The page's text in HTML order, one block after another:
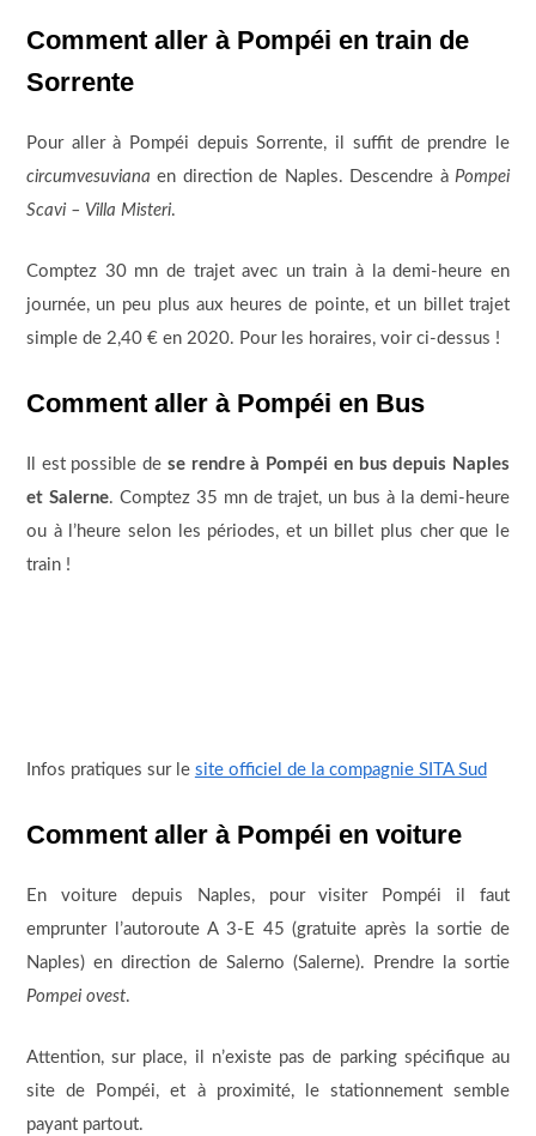
Comment aller à Pompéi en train de
Sorrente
Pour aller à Pompéi depuis Sorrente, il suffit de prendre le
circumvesuviana en direction de Naples. Descendre àPompei
Scavi – Villa Misteri.
Comptez 30 mn de trajet avec un train à la demi-heure en
journée, un peu plus aux heures de pointe, et un billet trajet
simple de 2,40 € en 2020. Pour les horaires, voir ci-dessus !
Comment aller à Pompéi en Bus
Il est possible de se rendre à Pompéi en bus depuis Naples
et Salerne. Comptez 35 mn de trajet, un bus à la demi-heure
ou à l’heure selon les périodes, et un billet plus cher que le
train !
Infos pratiques sur le site officiel de la compagnie SITA Sud
Comment aller à Pompéi en voiture
En voiture depuis Naples, pour visiter Pompéi il faut
emprunter l’autoroute A 3-E 45 (gratuite après la sortie de
Naples) en direction de Salerno (Salerne). Prendre la sortie
Pompei ovest.
Attention, sur place, il n’existe pas de parking spécifique au
site de Pompéi, et à proximité, le stationnement semble
payant partout.